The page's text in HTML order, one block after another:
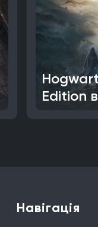
Edition
Навігація